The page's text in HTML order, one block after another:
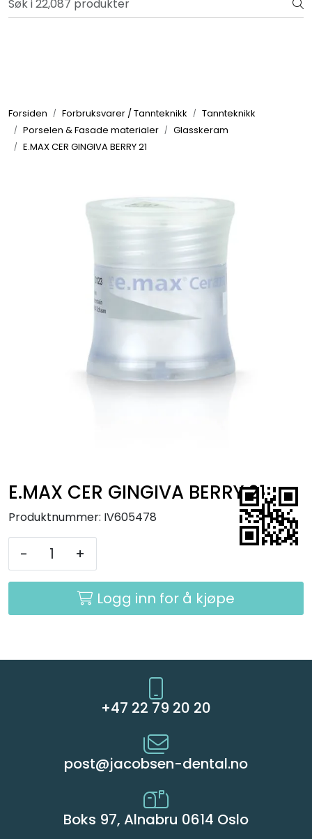
Skip to main content
Bli totalkunde og få en rekke fordeler. Les mer!
Forsiden Forbruksvarer / Tannteknikk
Tannteknikk
Porselen & Fasade materialer
Glasskeram
E.MAX CER GINGIVA BERRY 21
E.MAX CER GINGIVA BERRY 21
Produktnummer: IV605478
- +
Logg inn for å kjøpe
+47 22 79 20 20
post@jacobsen-dental.no
Boks 97, Alnabru 0614 Oslo
Småutstyr
Klinikkplanlegging / Innredning